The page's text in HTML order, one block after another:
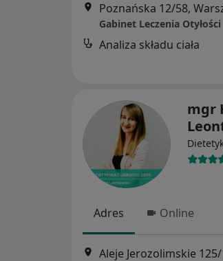
Poznańska 12/58,
Gabinet Leczenia Otyłości
Analiza składu ciała
mgr
Adres Online